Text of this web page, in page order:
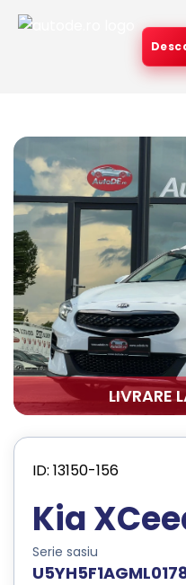
LIVRARE
ID: 13150-156
Kia
Serie sasiu